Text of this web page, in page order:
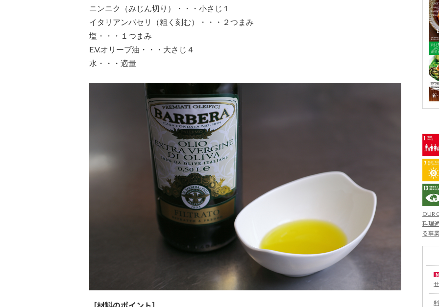
ニンニク（みじん切り）・・・小さじ１
イタリアンパセリ（粗く刻む）・・・２つまみ
塩・・・１つまみ
E.V.オリーブ油・・・大さじ４
水・・・適量
OUR
料理
る事
せ